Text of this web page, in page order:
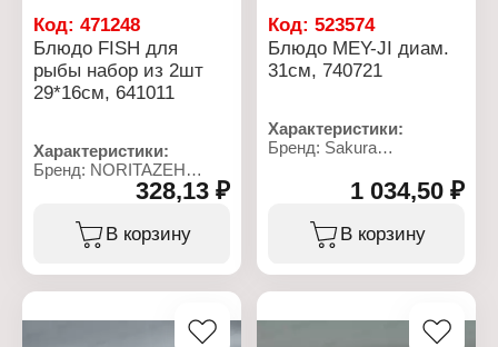
Код: 471248
Блюдо FISH для
рыбы набор из 2шт
29*16см, 641011
Характеристики:
Бренд: NORITAZEH
Артикул: 641011
Тип товара: Блюдо
Назначение: для рыбы
Упаковка: в коробке
328,13 ₽
В корзину
Код:523574
Блюдо MEY-JI диам.
31см, 740721
Характеристики:
Бренд: Sakura
Серия: Mey-ji
Тип товара: Блюдо
Форма: круглое
Цвет: прозрачный
Упаковка: в коробке
Габаритные размеры:
1 034,50 ₽
В корзину